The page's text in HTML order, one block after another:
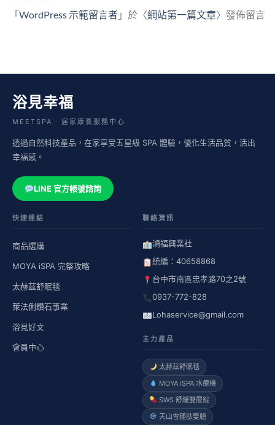
「 WordPress 示範留言者 」於〈網站第一篇文章〉發佈留言
浴見幸福
MEETSPA · 居家康養服務中心
透過自然科技產品，在家享受五星級 SPA 體驗，優化生活品質，活出
幸福感。
LINE 官方帳號諮詢
快速連結
商品選購
MOYA iSPA 完整攻略
太赫茲舒眠毯
萊法俐鑽石事業
浴見好文
會員中心
聯絡資訊
鴻福興業社
統編：40658868
台中市南區忠孝路70之2號
0937-772-828
Lohaservice@gmail.com
主力產品
太赫茲舒眠毯
MOYA iSPA 水療機
SWS 舒緩雙層錠
天山雪蓮肽雙艙